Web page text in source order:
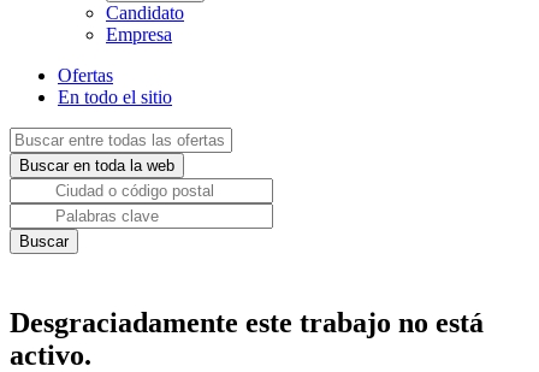
Candidato
Empresa
Ofertas
En todo el sitio
Desgraciadamente este trabajo no está
activo.